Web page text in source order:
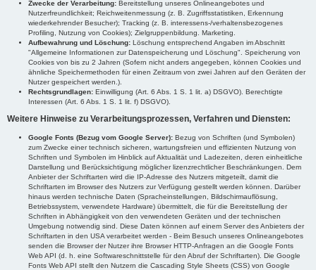
Zwecke der Verarbeitung: Bereitstellung unseres Onlineangebotes und
Nutzerfreundlichkeit; Reichweitenmessung (z. B. Zugriffsstatistiken, Erkennung
wiederkehrender Besucher); Tracking (z. B. interessens-/verhaltensbezogenes
Profiling, Nutzung von Cookies); Zielgruppenbildung. Marketing.
Aufbewahrung und Löschung: Löschung entsprechend Angaben im Abschnitt
"Allgemeine Informationen zur Datenspeicherung und Löschung". Speicherung von
Cookies von bis zu 2 Jahren (Sofern nicht anders angegeben, können Cookies und
ähnliche Speichermethoden für einen Zeitraum von zwei Jahren auf den Geräten der
Nutzer gespeichert werden.).
Rechtsgrundlagen: Einwilligung (Art. 6 Abs. 1 S. 1 lit. a) DSGVO). Berechtigte
Interessen (Art. 6 Abs. 1 S. 1 lit. f) DSGVO).
Weitere Hinweise zu Verarbeitungsprozessen, Verfahren und Diensten:
Google Fonts (Bezug vom Google Server): Bezug von Schriften (und Symbolen)
zum Zwecke einer technisch sicheren, wartungsfreien und effizienten Nutzung von
Schriften und Symbolen im Hinblick auf Aktualität und Ladezeiten, deren einheitliche
Darstellung und Berücksichtigung möglicher lizenzrechtlicher Beschränkungen. Dem
Anbieter der Schriftarten wird die IP-Adresse des Nutzers mitgeteilt, damit die
Schriftarten im Browser des Nutzers zur Verfügung gestellt werden können. Darüber
hinaus werden technische Daten (Spracheinstellungen, Bildschirmauflösung,
Betriebssystem, verwendete Hardware) übermittelt, die für die Bereitstellung der
Schriften in Abhängigkeit von den verwendeten Geräten und der technischen
Umgebung notwendig sind. Diese Daten können auf einem Server des Anbieters der
Schriftarten in den USA verarbeitet werden - Beim Besuch unseres Onlineangebotes
senden die Browser der Nutzer ihre Browser HTTP-Anfragen an die Google Fonts
Web API (d. h. eine Softwareschnittstelle für den Abruf der Schriftarten). Die Google
Fonts Web API stellt den Nutzern die Cascading Style Sheets (CSS) von Google